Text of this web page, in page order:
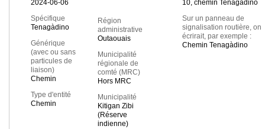
2024-06-06
Spécifique
Tenagàdino
Générique
(avec ou sans
particules de
liaison)
Chemin
Type d'entité
Chemin
Région
administrative
Outaouais
Municipalité
régionale de
comté (MRC)
Hors MRC
Municipalité
Kitigan Zibi
(Réserve
indienne)
10, chemin Tenagàdino
Sur un panneau de
signalisation routière, on
écrirait, par exemple :
Chemin Tenagàdino